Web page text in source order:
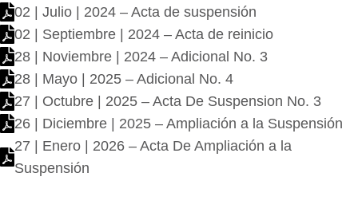
02 | Julio | 2024 – Acta de suspensión
02 | Septiembre | 2024 – Acta de reinicio
28 | Noviembre | 2024 – Adicional No. 3
28 | Mayo | 2025 – Adicional No. 4
27 | Octubre | 2025 – Acta De Suspension No. 3
26 | Diciembre | 2025 – Ampliación a la Suspensión
27 | Enero | 2026 – Acta De Ampliación a la
Suspensión